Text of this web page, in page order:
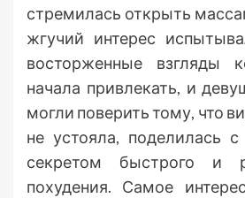
стремилась открыть
жгучий интерес
восторженные взгляды
начала привлекать, и
могли поверить тому, что
не устояла, поделилась
секретом быстрого и
похудения. Самое